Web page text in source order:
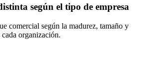
según el tipo de empresa
comercial según la madurez, tamaño y
organización.